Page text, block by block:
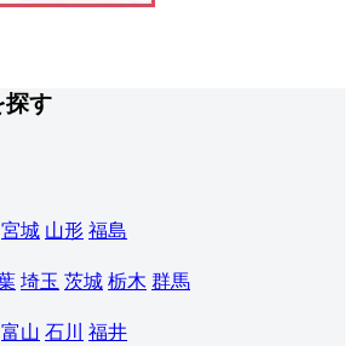
探す
宮城 山形 福島
埼玉 茨城 栃木 群馬
富山 石川
福井